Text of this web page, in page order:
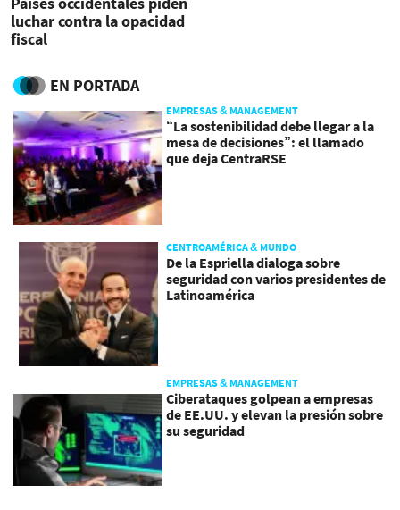
luchar contra la opacidad
fiscal
EN PORTADA
EMPRESAS & MANAGEMENT
“La sostenibilidad debe llegar a la
mesa de decisiones”: el llamado
que deja CentraRSE
CENTROAMÉRICA & MUNDO
De la Espriella dialoga sobre
seguridad con varios presidentes de
Latinoamérica
EMPRESAS & MANAGEMENT
Ciberataques golpean a empresas
de EE.UU. y elevan la presión sobre
su seguridad